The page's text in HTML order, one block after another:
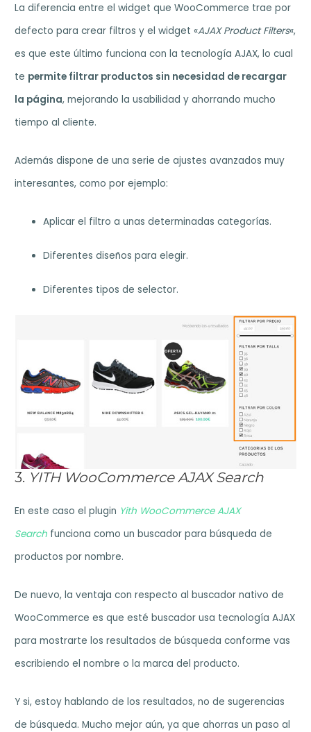
La diferencia entre el widget que WooCommerce trae por
defecto para crear filtros y el widget «AJAX Product Filters«,
es que este último funciona con la tecnología AJAX, lo cual
te permite filtrar productos sin necesidad de recargar
la página, mejorando la usabilidad y ahorrando mucho
tiempo al cliente.
Además dispone de una serie de ajustes avanzados muy
interesantes, como por ejemplo:
Aplicar el filtro a unas determinadas categorías.
Diferentes diseños para elegir.
Diferentes tipos de selector.
3. YITH WooCommerce AJAX Search
En este caso el plugin Yith WooCommerce AJAX
Search funciona como un buscador para búsqueda de
productos por nombre.
De nuevo, la ventaja con respecto al buscador nativo de
WooCommerce es que esté buscador usa tecnología AJAX
para mostrarte los resultados de búsqueda conforme vas
escribiendo el nombre o la marca del producto.
Y si, estoy hablando de los resultados, no de sugerencias
de búsqueda. Mucho mejor aún, ya que ahorras un paso al